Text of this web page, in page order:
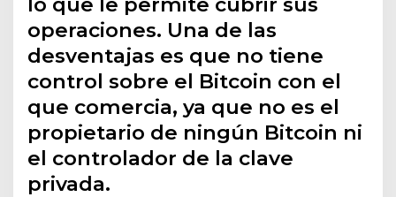
operaciones. Una de las
desventajas es que no tiene
control sobre el Bitcoin con el
que comercia, ya que no es el
propietario de ningún Bitcoin ni
el controlador de la clave
privada.